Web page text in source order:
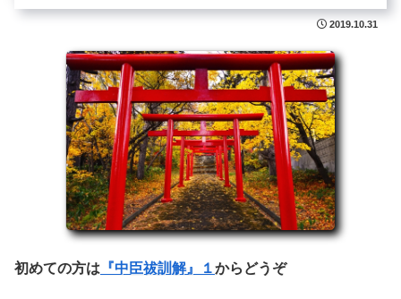
2019.10.31
初めての方は 『中臣祓訓解』１からどうぞ